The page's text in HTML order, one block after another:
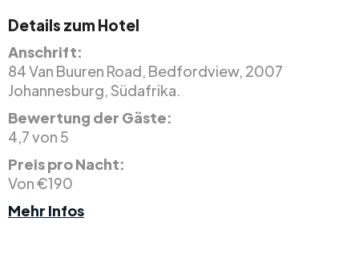
Details zum Hotel
Anschrift:
84 Van Buuren Road, Bedfordview, 2007
Johannesburg, Südafrika.
Bewertung der Gäste:
4,7 von 5
Preis pro Nacht:
Von €190
Mehr Infos